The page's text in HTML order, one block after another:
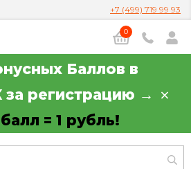
+7 (499) 719 99 93
0
Баллов в
регистрацию →
балл = 1 рубль!